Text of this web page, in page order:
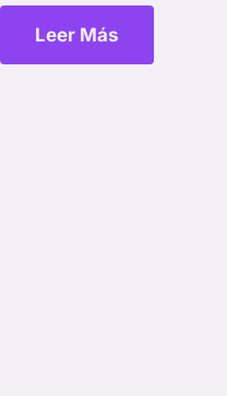
Leer Más